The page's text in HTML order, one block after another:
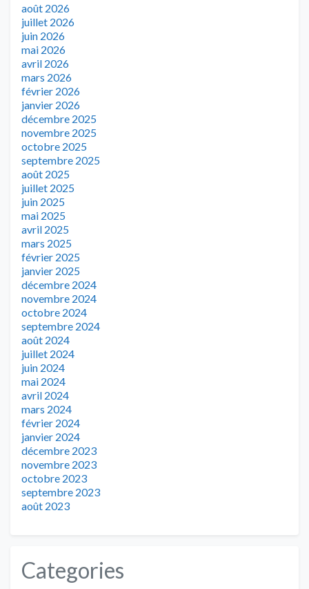
août 2026
juillet 2026
juin 2026
mai 2026
avril 2026
mars 2026
février 2026
janvier 2026
décembre 2025
novembre 2025
octobre 2025
septembre 2025
août 2025
juillet 2025
juin 2025
mai 2025
avril 2025
mars 2025
février 2025
janvier 2025
décembre 2024
novembre 2024
octobre 2024
septembre 2024
août 2024
juillet 2024
juin 2024
mai 2024
avril 2024
mars 2024
février 2024
janvier 2024
décembre 2023
novembre 2023
octobre 2023
septembre 2023
août 2023
Categories